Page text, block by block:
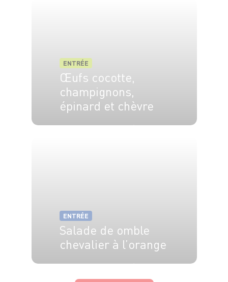
ENTRÉE
Œufs cocotte,
champignons,
épinard et chèvre
ENTRÉE
Salade de omble
chevalier à l’orange